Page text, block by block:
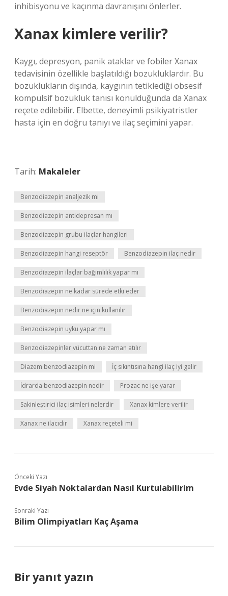
inhibisyonu ve kaçınma davranışını önlerler.
Xanax kimlere verilir?
Kaygı, depresyon, panik ataklar ve fobiler Xanax
tedavisinin özellikle başlatıldığı bozukluklardır. Bu
bozuklukların dışında, kaygının tetiklediği obsesif
kompulsif bozukluk tanısı konulduğunda da Xanax
reçete edilebilir. Elbette, deneyimli psikiyatristler
hasta için en doğru tanıyı ve ilaç seçimini yapar.
Tarih: Makaleler
Benzodiazepin analjezik mi
Benzodiazepin antidepresan mı
Benzodiazepin grubu ilaçlar hangileri
Benzodiazepin hangi reseptör Benzodiazepin ilaç nedir
Benzodiazepin ilaçlar bağımlılık yapar mı
Benzodiazepin ne kadar sürede etki eder
Benzodiazepin nedir ne için kullanılır
Benzodiazepin uyku yapar mı
Benzodiazepinler vücuttan ne zaman atılır
Diazem benzodiazepin mi İç sıkıntısına hangi ilaç iyi gelir
İdrarda benzodiazepin nedir Prozac ne işe yarar
Sakinleştirici ilaç isimleri nelerdir Xanax kimlere verilir
Xanax ne ilacıdır Xanax reçeteli mi
Önceki Yazı
Evde Siyah Noktalardan Nasıl Kurtulabilirim
Sonraki Yazı
Bilim Olimpiyatları Kaç Aşama
Bir yanıt yazın